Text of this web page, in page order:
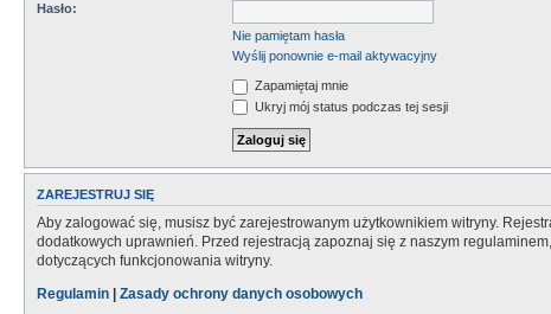
Hasło:
Nie pamiętam hasła
Wyślij ponownie e-mail aktywacyjny
Zapamiętaj mnie
Ukryj mój status podczas tej sesji
ZAREJESTRUJ SIĘ
Aby zalogować się, musisz być zarejestrowanym użytkownikiem witryny.
dodatkowych uprawnień. Przed rejestracją zapoznaj się z naszym
dotyczących funkcjonowania witryny.
Regulamin | Zasady ochrony danych osobowych